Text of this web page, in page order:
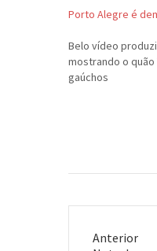
Porto Alegre é
Belo vídeo
mostrando o quão
gaúchos
Anterior